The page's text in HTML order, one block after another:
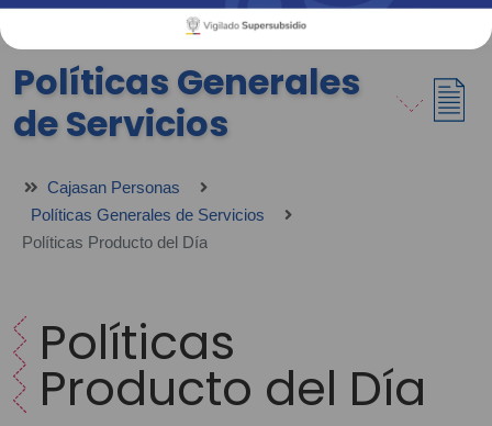
Políticas Generales
de Servicios
Cajasan Personas
Políticas Generales de Servicios
Políticas Producto del Día
Políticas
Producto del Día